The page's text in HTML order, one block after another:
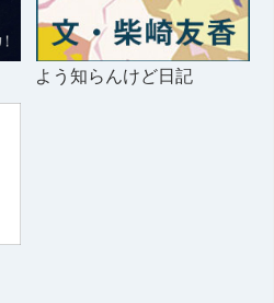
よう知らんけど日記